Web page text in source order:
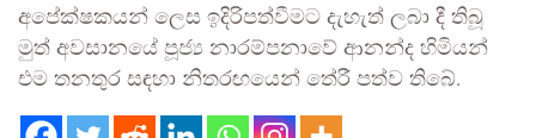
අපේක්ෂකයන් ලෙස ඉදිරිපත්වීමට දැහැත් ලබා දී තිබූ
මුත් අවසානයේ පූජ්‍ය නාරම්පනාවේ ආනන්ද හිමියන්
එම තනතුර සඳහා නිතරඟයෙන් තේරී පත්ව තිබේ.